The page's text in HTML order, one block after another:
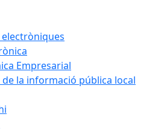
Empresarial
de la informació pública local